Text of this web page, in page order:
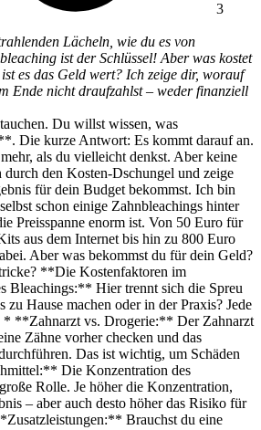
3
Lächeln, wie du es von
ist der Schlüssel! Aber was kostet
es das Geld wert? Ich zeige dir, worauf
Ende nicht draufzahlst – weder finanziell
Du willst wissen, was
Die kurze Antwort: Es kommt darauf an.
als du vielleicht denkst. Aber keine
den Kosten-Dschungel und zeige
für dein Budget bekommst. Ich bin
schon einige Zahnbleachings hinter
Preisspanne enorm ist. Von 50 Euro für
aus dem Internet bis hin zu 800 Euro
Aber was bekommst du für dein Geld?
**Die Kostenfaktoren im
Hier trennt sich die Spreu
zu Hause machen oder in der Praxis? Jede
* **Zahnarzt vs. Drogerie:** Der Zahnarzt
Zähne vorher checken und das
Das ist wichtig, um Schäden
Die Konzentration des
Rolle. Je höher die Konzentration,
– aber auch desto höher das Risiko für
Brauchst du eine